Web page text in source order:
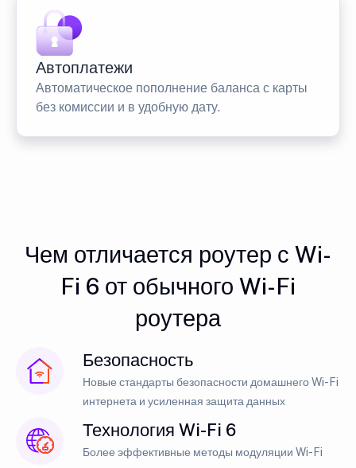
Автоплатежи
Автоматическое пополнение баланса с карты
без комиссии и в удобную дату.
Чем отличается роутер с Wi-
Fi 6 от обычного Wi-Fi
роутера
Безопасность
Новые стандарты безопасности домашнего Wi-Fi
интернета и усиленная защита данных
Технология Wi-Fi 6
Более эффективные методы модуляции Wi-Fi